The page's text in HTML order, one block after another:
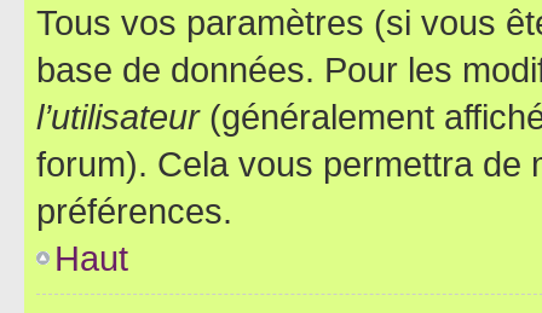
Tous vos paramètres (si vous
base de données. Pour les
l’utilisateur(généralement
forum). Cela vous permettra de
préférences.
Haut